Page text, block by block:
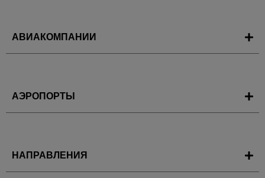
АВИАКОМПАНИИ
АЭРОПОРТЫ
НАПРАВЛЕНИЯ